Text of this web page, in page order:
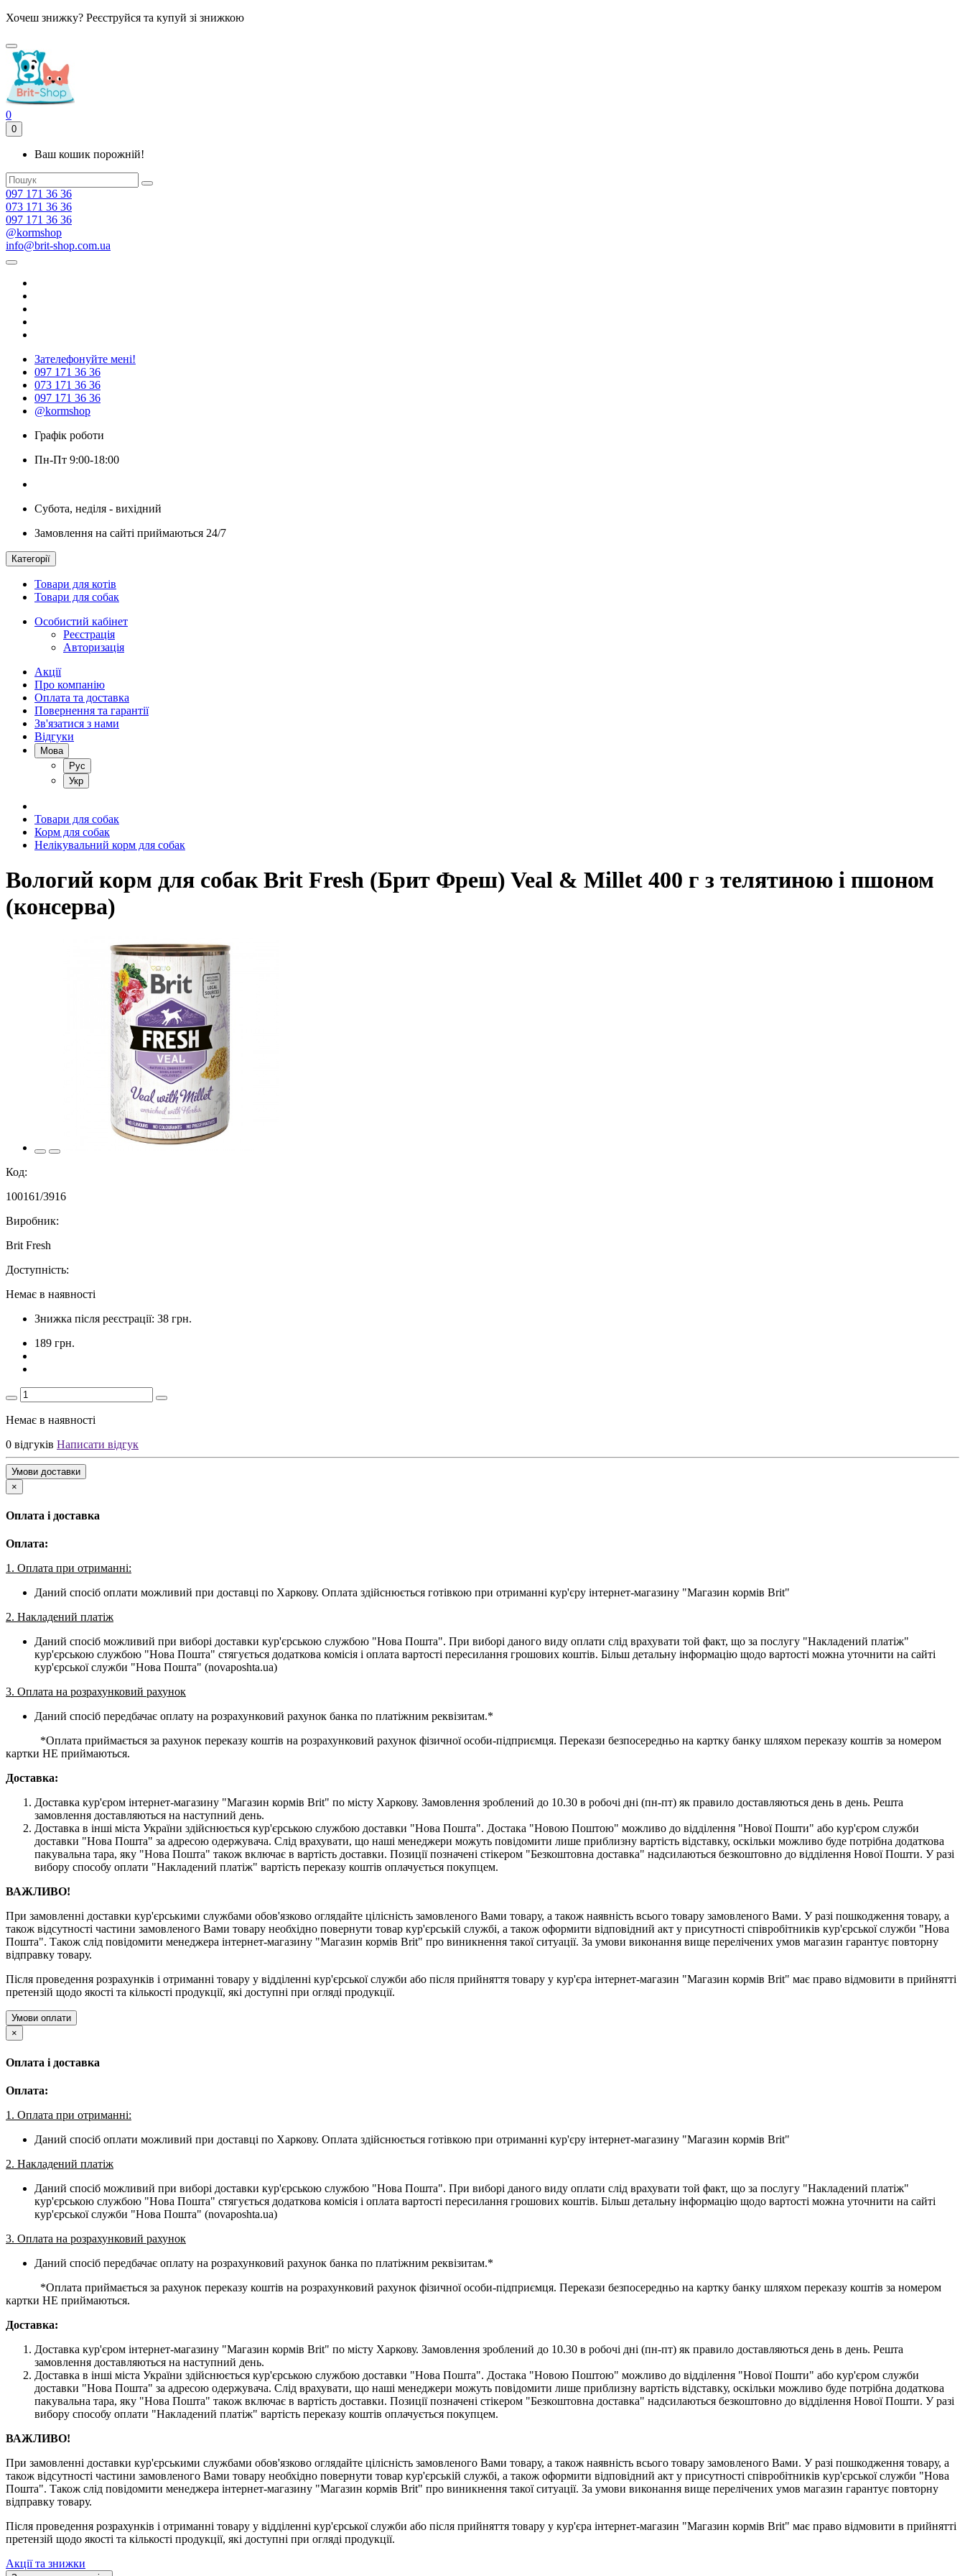
Хочеш знижку? Реєструйся та купуй зі знижкою
0
0
Ваш кошик порожній!
097 171 36 36
073 171 36 36
097 171 36 36
@kormshop
info@brit-shop.com.ua
Зателефонуйте мені!
097 171 36 36
073 171 36 36
097 171 36 36
@kormshop
Графік роботи
Пн-Пт 9:00-18:00
Субота, неділя - вихідний
Замовлення на сайті приймаються 24/7
Категорії
Товари для котів
Товари для собак
Особистий кабінет
Реєстрація
Авторизація
Акції
Про компанію
Оплата та доставка
Повернення та гарантії
Зв'язатися з нами
Відгуки
Мова
Рус
Укр
Товари для собак
Корм для собак
Нелікувальний корм для собак
Вологий корм для собак Brit Fresh (Брит Фреш) Veal & Millet 400 г з телятиною і пшоном
(консерва)
Код:
100161/3916
Виробник:
Brit Fresh
Доступність:
Немає в наявності
Знижка після реєстрації: 38 грн.
189 грн.
Немає в наявності
0 відгуків Написати відгук
Умови доставки
×
Оплата і доставка
Оплата:
1. Оплата при отриманні:
Даний спосіб оплати можливий при доставці по Харкову. Оплата здійснюється готівкою при отриманні кур'єру інтернет-магазину "Магазин кормів Brit"
2. Накладений платіж
Даний спосіб можливий при виборі доставки кур'єрською службою "Нова Пошта". При виборі даного виду оплати слід врахувати той факт, що за послугу "Накладений платіж"
кур'єрською службою "Нова Пошта" стягується додаткова комісія і оплата вартості пересилання грошових коштів. Більш детальну інформацію щодо вартості можна уточнити на сайті
кур'єрської служби "Нова Пошта" (novaposhta.ua)
3. Оплата на розрахунковий рахунок
Даний спосіб передбачає оплату на розрахунковий рахунок банка по платіжним реквізитам.*
*Оплата приймається за рахунок переказу коштів на розрахунковий рахунок фізичної особи-підприємця. Перекази безпосередньо на картку банку шляхом переказу коштів за номером
картки НЕ приймаються.
Доставка:
Доставка кур'єром інтернет-магазину "Магазин кормів Brit" по місту Харкову. Замовлення зроблений до 10.30 в робочі дні (пн-пт) як правило доставляються день в день. Решта
замовлення доставляються на наступний день.
Доставка в інші міста України здійснюється кур'єрською службою доставки "Нова Пошта". Достака "Новою Поштою" можливо до відділення "Нової Пошти" або кур'єром служби
доставки "Нова Пошта" за адресою одержувача. Слід врахувати, що наші менеджери можуть повідомити лише приблизну вартість відставку, оскільки можливо буде потрібна додаткова
пакувальна тара, яку "Нова Пошта" також включає в вартість доставки. Позиції позначені стікером "Безкоштовна доставка" надсилаються безкоштовно до відділення Нової Пошти. У разі
вибору способу оплати "Накладений платіж" вартість переказу коштів оплачується покупцем.
ВАЖЛИВО!
При замовленні доставки кур'єрськими службами обов'язково оглядайте цілісність замовленого Вами товару, а також наявність всього товару замовленого Вами. У разі пошкодження товару, а
також відсутності частини замовленого Вами товару необхідно повернути товар кур'єрській службі, а також оформити відповідний акт у присутності співробітників кур'єрської служби "Нова
Пошта". Також слід повідомити менеджера інтернет-магазину "Магазин кормів Brit" про виникнення такої ситуації. За умови виконання вище перелічених умов магазин гарантує повторну
відправку товару.
Після проведення розрахунків і отриманні товару у відділенні кур'єрської служби або після прийняття товару у кур'єра інтернет-магазин "Магазин кормів Brit" має право відмовити в прийнятті
претензій щодо якості та кількості продукції, які доступні при огляді продукції.
Умови оплати
×
Оплата і доставка
Оплата:
1. Оплата при отриманні:
Даний спосіб оплати можливий при доставці по Харкову. Оплата здійснюється готівкою при отриманні кур'єру інтернет-магазину "Магазин кормів Brit"
2. Накладений платіж
Даний спосіб можливий при виборі доставки кур'єрською службою "Нова Пошта". При виборі даного виду оплати слід врахувати той факт, що за послугу "Накладений платіж"
кур'єрською службою "Нова Пошта" стягується додаткова комісія і оплата вартості пересилання грошових коштів. Більш детальну інформацію щодо вартості можна уточнити на сайті
кур'єрської служби "Нова Пошта" (novaposhta.ua)
3. Оплата на розрахунковий рахунок
Даний спосіб передбачає оплату на розрахунковий рахунок банка по платіжним реквізитам.*
*Оплата приймається за рахунок переказу коштів на розрахунковий рахунок фізичної особи-підприємця. Перекази безпосередньо на картку банку шляхом переказу коштів за номером
картки НЕ приймаються.
Доставка:
Доставка кур'єром інтернет-магазину "Магазин кормів Brit" по місту Харкову. Замовлення зроблений до 10.30 в робочі дні (пн-пт) як правило доставляються день в день. Решта
замовлення доставляються на наступний день.
Доставка в інші міста України здійснюється кур'єрською службою доставки "Нова Пошта". Достака "Новою Поштою" можливо до відділення "Нової Пошти" або кур'єром служби
доставки "Нова Пошта" за адресою одержувача. Слід врахувати, що наші менеджери можуть повідомити лише приблизну вартість відставку, оскільки можливо буде потрібна додаткова
пакувальна тара, яку "Нова Пошта" також включає в вартість доставки. Позиції позначені стікером "Безкоштовна доставка" надсилаються безкоштовно до відділення Нової Пошти. У разі
вибору способу оплати "Накладений платіж" вартість переказу коштів оплачується покупцем.
ВАЖЛИВО!
При замовленні доставки кур'єрськими службами обов'язково оглядайте цілісність замовленого Вами товару, а також наявність всього товару замовленого Вами. У разі пошкодження товару, а
також відсутності частини замовленого Вами товару необхідно повернути товар кур'єрській службі, а також оформити відповідний акт у присутності співробітників кур'єрської служби "Нова
Пошта". Також слід повідомити менеджера інтернет-магазину "Магазин кормів Brit" про виникнення такої ситуації. За умови виконання вище перелічених умов магазин гарантує повторну
відправку товару.
Після проведення розрахунків і отриманні товару у відділенні кур'єрської служби або після прийняття товару у кур'єра інтернет-магазин "Магазин кормів Brit" має право відмовити в прийнятті
претензій щодо якості та кількості продукції, які доступні при огляді продукції.
Акції та знижки